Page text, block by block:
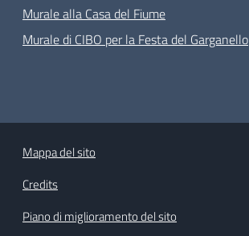
Murale alla Casa del Fiume
Murale di CIBO per la Festa del Garganello
Mappa del sito
Credits
Piano di miglioramento del sito